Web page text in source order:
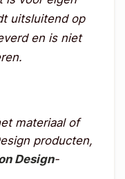
uitsluitend op
en is niet
materiaal of
producten,
Design-